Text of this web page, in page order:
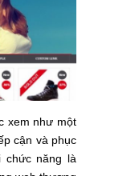
xem như một
cận và phục
chức năng là